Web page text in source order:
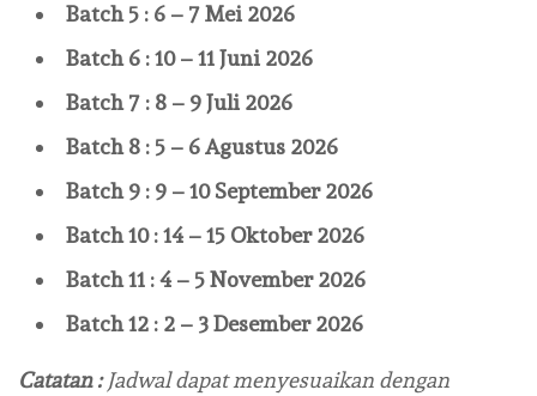
Batch 5 : 6 – 7 Mei 2026
Batch 6 : 10 – 11 Juni 2026
Batch 7 : 8 – 9 Juli 2026
Batch 8 : 5 – 6 Agustus 2026
Batch 9 : 9 – 10 September 2026
Batch 10 : 14 – 15 Oktober 2026
Batch 11 : 4 – 5 November 2026
Batch 12 : 2 – 3 Desember 2026
Catatan :Jadwal dapat menyesuaikan dengan